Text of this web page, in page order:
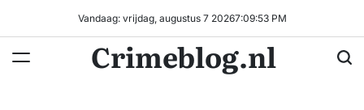
inhoud
Vandaag: vrijdag, augustus 7 20267:09:53 PM
Crimeblog.nl